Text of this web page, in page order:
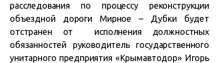
расследования по процессу реконструкции
объездной дороги Мирное – Дубки будет
отстранен от исполнения должностных
обязанностей руководитель государственного
унитарного предприятия «Крымавтодор» Игорь